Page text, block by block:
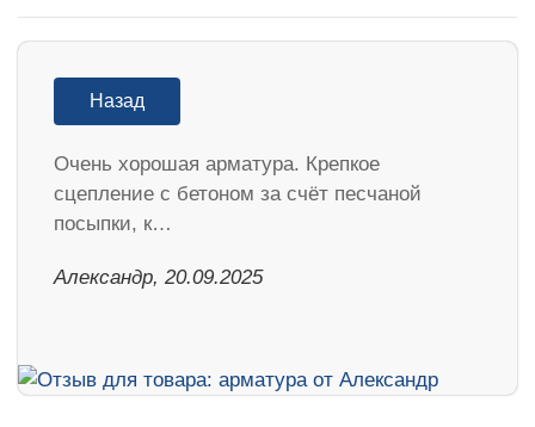
Назад
Очень хорошая арматура. Крепкое
сцепление с бетоном за счёт песчаной
посыпки, к…
Александр, 20.09.2025